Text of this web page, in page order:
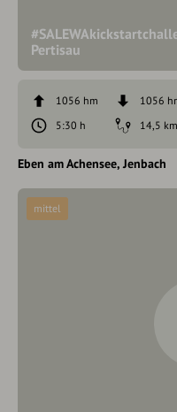
Pertisau
1056 hm
1056
5:30 h
14,5 km
Eben am Achensee Jenbach
mittel